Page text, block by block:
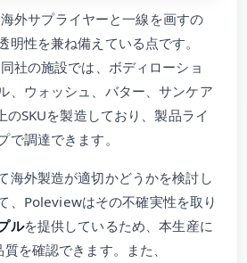
外サプライヤーと一線を画すの
明性を兼ね備えている点です。
社の施設では、ボディローショ
、ウォッシュ、バター、サンケア
SKUを製造しており、製品ライ
で調達できます。
海外製造が適切かどうかを検討し
、Poleviewはその不確実性を取り
ルを提供しているため、本生産に
を確認できます。また、